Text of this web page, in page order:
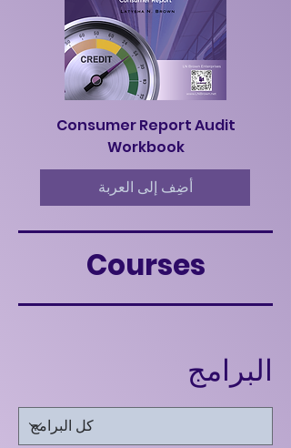
Consumer Report Audit
Workbook
أضِف إلى العربة
Courses
البرامج